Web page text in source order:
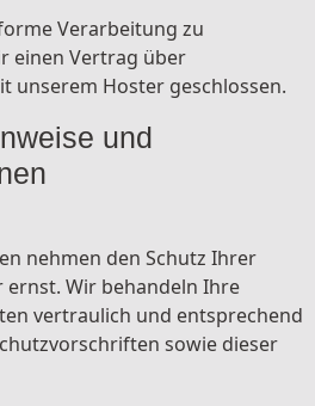
Verarbeitung zu
einen Vertrag über
unserem Hoster geschlossen.
und
nehmen den Schutz Ihrer
Wir behandeln Ihre
vertraulich und entsprechend
sowie dieser